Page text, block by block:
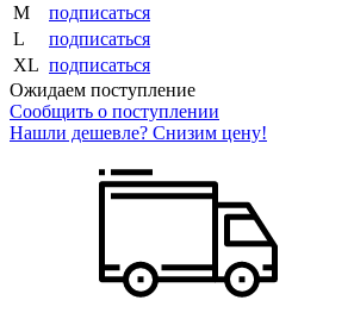
M
подписаться
L
подписаться
XL подписаться
Ожидаем поступление
Сообщить о поступлении
Нашли дешевле? Снизим цену!